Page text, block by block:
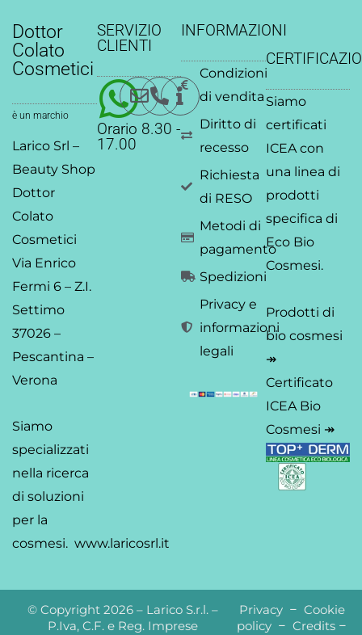
a
p
p
e
b
o
k
-
f
k
i
n
-
i
t
a
g
r
a
m
t
t
e
r
t
u
b
Dottor
Colato
Cosmetici
è un marchio
Larico Srl –
Beauty Shop
Dottor
Colato
Cosmetici
Via Enrico
Fermi 6 – Z.I.
Settimo
37026 –
Pescantina –
Verona
Siamo
specializzati
nella ricerca
di soluzioni
per la
cosmesi. www.laricosrl.it
SERVIZIO
CLIENTI
Orario 8.30 -
17.00
INFORMAZIONI
Condizioni
di vendita
Diritto di
recesso
Richiesta
di RESO
Metodi di
pagamento
Spedizioni
Privacy e
informazioni
legali
Siamo
certificati
ICEAcon
una linea di
prodotti
specifica di
Eco Bio
Cosmesi.
Prodotti di
bio cosmesi
↠
Certificato
ICEA Bio
Cosmesi ↠
© Copyright 2026 – Larico S.r.l. –
P.Iva, C.F. e Reg. Imprese
Privacy– Cookie
policy –Credits –